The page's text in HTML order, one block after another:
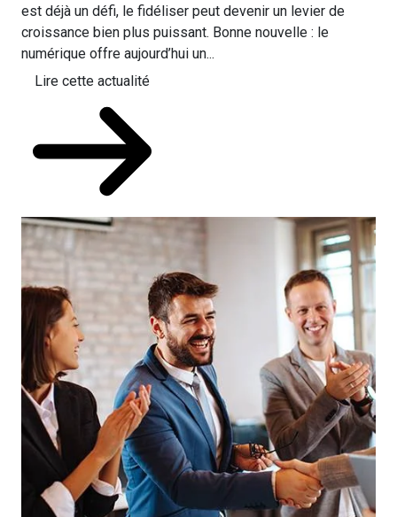
est déjà un défi, le fidéliser peut devenir un levier de
croissance bien plus puissant. Bonne nouvelle : le
numérique offre aujourd’hui un...
Lire cette actualité